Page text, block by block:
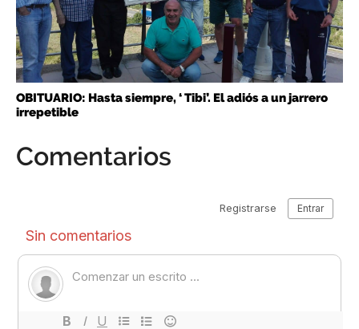
OBITUARIO: Hasta siempre, ‘ Tibi’. El adiós a un jarrero
irrepetible
Comentarios